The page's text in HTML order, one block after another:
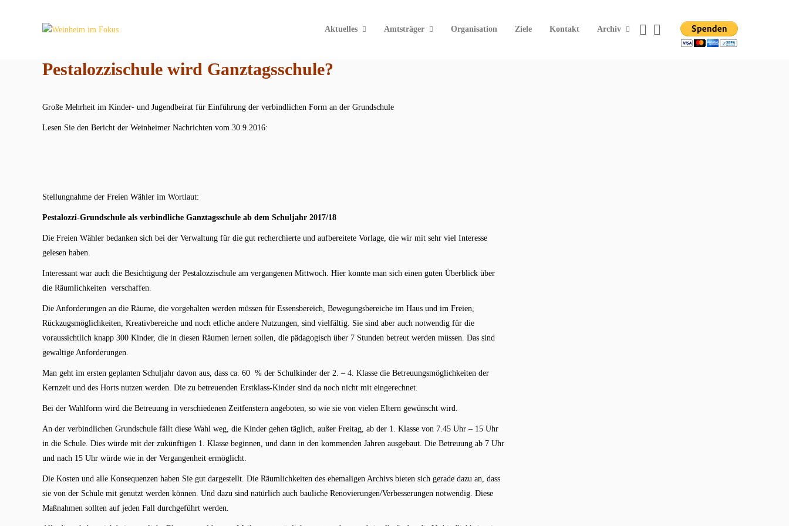
Aktuelles Amtsträger Organisation Ziele Kontakt Archiv
Pestalozzischule wird Ganztagsschule?
Große Mehrheit im Kinder- und Jugendbeirat für Einführung der verbindlichen Form an der Grundschule
Lesen Sie den Bericht der Weinheimer Nachrichten vom 30.9.2016:
Stellungnahme der Freien Wähler im Wortlaut:
Pestalozzi-Grundschule als verbindliche Ganztagsschule ab dem Schuljahr 2017/18
Die Freien Wähler bedanken sich bei der Verwaltung für die gut recherchierte und aufbereitete Vorlage, die wir mit sehr viel Interesse
gelesen haben.
Interessant war auch die Besichtigung der Pestalozzischule am vergangenen Mittwoch. Hier konnte man sich einen guten Überblick über
die Räumlichkeiten verschaffen.
Die Anforderungen an die Räume, die vorgehalten werden müssen für Essensbereich, Bewegungsbereiche im Haus und im Freien,
Rückzugsmöglichkeiten, Kreativbereiche und noch etliche andere Nutzungen, sind vielfältig. Sie sind aber auch notwendig für die
voraussichtlich knapp 300 Kinder, die in diesen Räumen lernen sollen, die pädagogisch über 7 Stunden betreut werden müssen. Das sind
gewaltige Anforderungen.
Man geht im ersten geplanten Schuljahr davon aus, dass ca. 60 % der Schulkinder der 2. – 4. Klasse die Betreuungsmöglichkeiten der
Kernzeit und des Horts nutzen werden. Die zu betreuenden Erstklass-Kinder sind da noch nicht mit eingerechnet.
Bei der Wahlform wird die Betreuung in verschiedenen Zeitfenstern angeboten, so wie sie von vielen Eltern gewünscht wird.
An der verbindlichen Grundschule fällt diese Wahl weg, die Kinder gehen täglich, außer Freitag, ab der 1. Klasse von 7.45 Uhr – 15 Uhr
in die Schule. Dies würde mit der zukünftigen 1. Klasse beginnen, und dann in den kommenden Jahren ausgebaut. Die Betreuung ab 7 Uhr
und nach 15 Uhr würde wie in der Vergangenheit ermöglicht.
Die Kosten und alle Konsequenzen haben Sie gut dargestellt. Die Räumlichkeiten des ehemaligen Archivs bieten sich gerade dazu an, dass
sie von der Schule mit genutzt werden können. Und dazu sind natürlich auch bauliche Renovierungen/Verbesserungen notwendig. Diese
Maßnahmen sollten auf jeden Fall durchgeführt werden.